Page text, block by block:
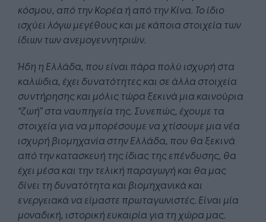
κόσμου, από την Κορέα ή από την Κίνα. Το ίδιο
ισχύει λόγω μεγέθους και με κάποια στοιχεία των
ίδιων των ανεμογεννητριών.
Ήδη η Ελλάδα, που είναι πάρα πολύ ισχυρή στα
καλώδια, έχει δυνατότητες και σε άλλα στοιχεία
συντήρησης και μόλις τώρα ξεκινά μια καινούρια
“ζωή” στα ναυπηγεία της. Συνεπώς, έχουμε τα
στοιχεία για να μπορέσουμε να χτίσουμε μια νέα
ισχυρή βιομηχανία στην Ελλάδα, που θα ξεκινά
από την κατασκευή της ίδιας της επένδυσης, θα
έχει μέσα και την τελική παραγωγή και θα μας
δίνει τη δυνατότητα και βιομηχανικά και
ενεργειακά να είμαστε πρωταγωνιστές. Είναι μία
μοναδική, ιστορική ευκαιρία για τη χώρα μας.